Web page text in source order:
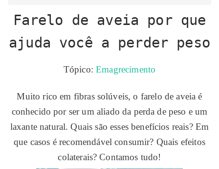
Farelo de aveia por que
ajuda você a perder peso
Tópico:Emagrecimento
Muito rico em fibras solúveis, o farelo de aveia é
conhecido por ser um aliado da perda de peso e um
laxante natural. Quais são esses benefícios reais? Em
que casos é recomendável consumir? Quais efeitos
colaterais? Contamos tudo!